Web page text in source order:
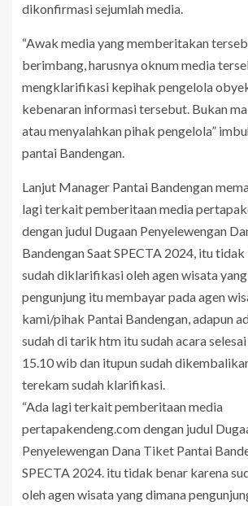
dikonfirmasi sejumlah media.
“Awak media yang memberitakan
berimbang, harusnya oknum media
mengklarifikasi kepihak pengelola
kebenaran informasi tersebut. Bukan
atau menyalahkan pihak pengelola”
pantai Bandengan.
Lanjut Manager Pantai Bandengan
lagi terkait pemberitaan media
dengan judul Dugaan Penyelewengan
Bandengan Saat SPECTA 2024, itu
sudah diklarifikasi oleh agen wisata
pengunjung itu membayar pada agen
kami/pihak Pantai Bandengan, adapun
sudah di tarik htm itu sudah acara
15.10 wib dan itupun sudah
terekam sudah klarifikasi.
“Ada lagi terkait pemberitaan media
pertapakendeng.com dengan judul
Penyelewengan Dana Tiket Pantai
SPECTA 2024. itu tidak benar karena
oleh agen wisata yang dimana